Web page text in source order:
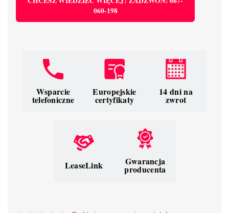
060-198
Wsparcie
telefoniczne
Europejskie
certyfikaty
14 dni na
zwrot
LeaseLink Gwarancja
producenta